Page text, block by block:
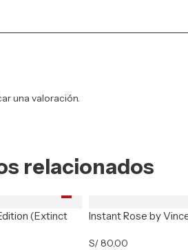
una valoración.
relacionados
(Extinct
Instant Rose by
S/80.00